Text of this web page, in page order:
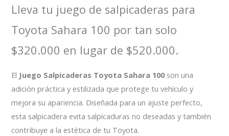
Lleva tu juego de salpicaderas para
Toyota Sahara 100 por tan solo
$320.000 en lugar de $520.000.
El Juego Salpicaderas Toyota Sahara 100son una
adición práctica y estilizada que protege tu vehículo y
mejora su apariencia. Diseñada para un ajuste perfecto,
esta salpicadera evita salpicaduras no deseadas y también
contribuye a la estética de tu Toyota.